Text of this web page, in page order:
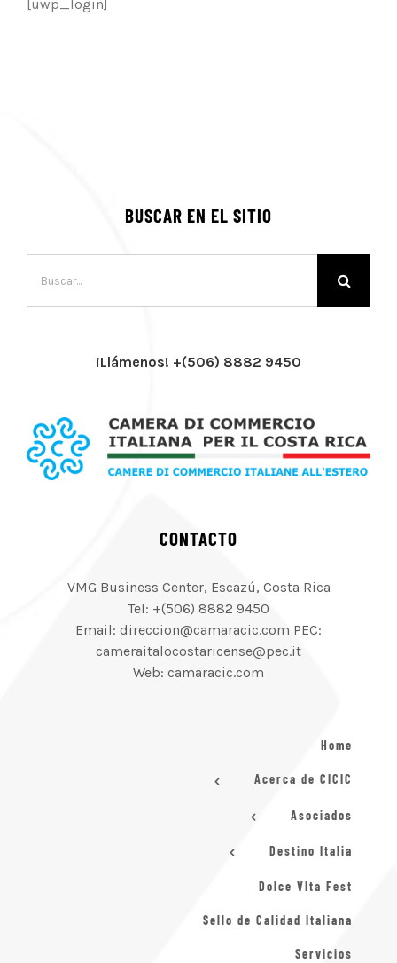
[uwp_login]
BUSCAR EN EL SITIO
¡Llámenos! +(506) 8882 9450
CONTACTO
VMG Business Center, Escazú, Costa Rica
Tel: +(506) 8882 9450
Email: direccion@camaracic.com PEC:
cameraitalocostaricense@pec.it
Web: camaracic.com
Home
Acerca de CICIC
Asociados
Destino Italia
Dolce VIta Fest
Sello de Calidad Italiana
Servicios